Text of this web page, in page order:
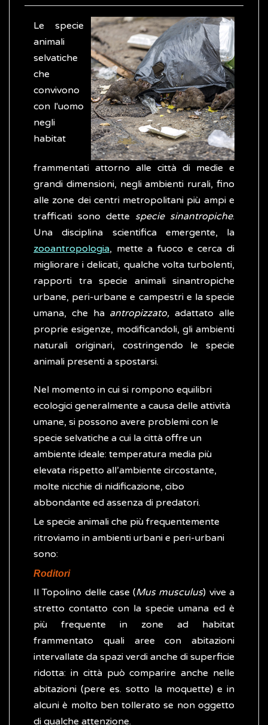
Le specie
animali
selvatiche
che
convivono
con l'uomo
negli
habitat
frammentati attorno alle città di medie e
grandi dimensioni, negli ambienti rurali, fino
alle zone dei centri metropolitani più ampi e
trafficati sono dette specie sinantropiche.
Una disciplina scientifica emergente, la
zooantropologia, mette a fuoco e cerca di
migliorare i delicati, qualche volta turbolenti,
rapporti tra specie animali sinantropiche
urbane, peri-urbane e campestri e la specie
umana, che ha antropizzato,adattato alle
proprie esigenze, modificandoli, gli ambienti
naturali originari, costringendo le specie
animali presenti a spostarsi.
Nel momento in cui si rompono equilibri
ecologici generalmente a causa delle attività
umane, si possono avere problemi con le
specie selvatiche a cui la città offre un
ambiente ideale: temperatura media più
elevata rispetto all’ambiente circostante,
molte nicchie di nidificazione, cibo
abbondante ed assenza di predatori.
Le specie animali che più frequentemente
ritroviamo in ambienti urbani e peri-urbani
sono:
Roditori
Il Topolino delle case (Mus musculus) vive a
stretto contatto con la specie umana ed è
più frequente in zone ad habitat
frammentato quali aree con abitazioni
intervallate da spazi verdi anche di superficie
ridotta: in città può comparire anche nelle
abitazioni (pere es. sotto la moquette) e in
alcuni è molto ben tollerato se non oggetto
di qualche attenzione.